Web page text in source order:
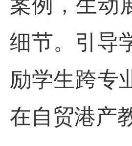
案例，生动
细节。引导
励学生跨专
在自贸港产